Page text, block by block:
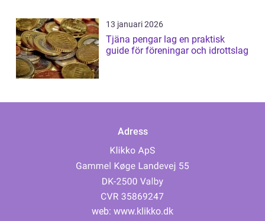
13 januari 2026
Tjäna pengar lag en praktisk
guide för föreningar och idrottslag
Adress
web: www.klikko.dk